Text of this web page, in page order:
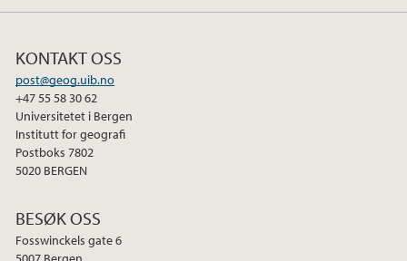
KONTAKT OSS
post@geog.uib.no
+47 55 58 30 62
Universitetet i Bergen
Institutt for geografi
Postboks 7802
5020 BERGEN
BESØK OSS
Fosswinckels gate 6